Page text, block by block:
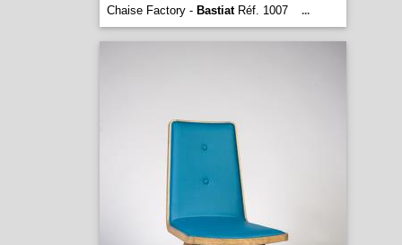
Chaise Factory - BastiatRéf. 1007 ...